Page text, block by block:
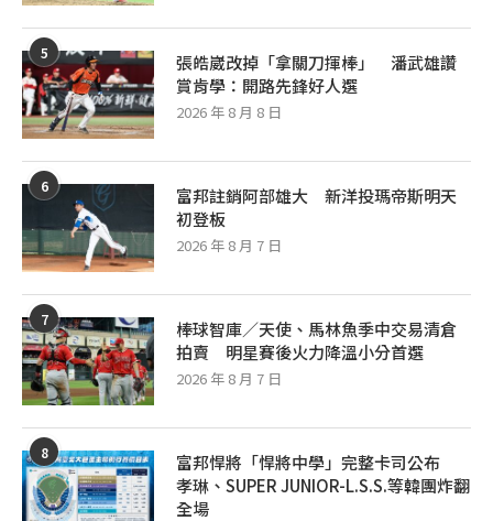
5
張皓崴改掉「拿關刀揮棒」 潘武雄讚
賞肯學：開路先鋒好人選
2026 年 8 月 8 日
6
富邦註銷阿部雄大 新洋投瑪帝斯明天
初登板
2026 年 8 月 7 日
7
棒球智庫／天使、馬林魚季中交易清倉
拍賣 明星賽後火力降溫小分首選
2026 年 8 月 7 日
8
富邦悍將「悍將中學」完整卡司公布
孝琳、SUPER JUNIOR-L.S.S.等韓團炸翻
全場